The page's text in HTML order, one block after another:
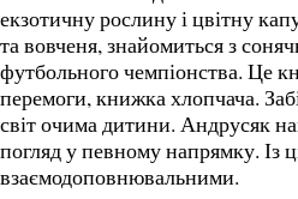
екзотичну рослину і цвітну
та вовченя, знайомиться з
футбольного чемпіонства. Це
перемоги, книжка хлопчача.
світ очима дитини. Андрусяк
погляд у певному напрямку. Із
взаємодоповнювальними.